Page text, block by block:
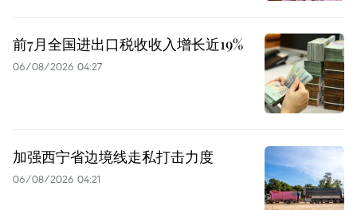
前7月全国进出口税收收入增长近19%
06/08/2026 04:27
加强西宁省边境线走私打击力度
06/08/2026 04:21